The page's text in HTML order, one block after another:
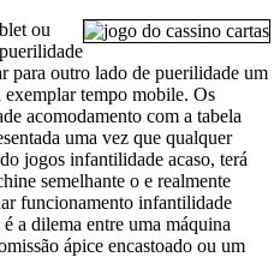
ou
para outro lado de puerilidade um
exemplar tempo mobile. Os
acomodamento com a tabela
uma vez que qualquer
jogos infantilidade acaso, terá
semelhante o e realmente
funcionamento infantilidade
a dilema entre uma máquina
ápice encastoado ou um